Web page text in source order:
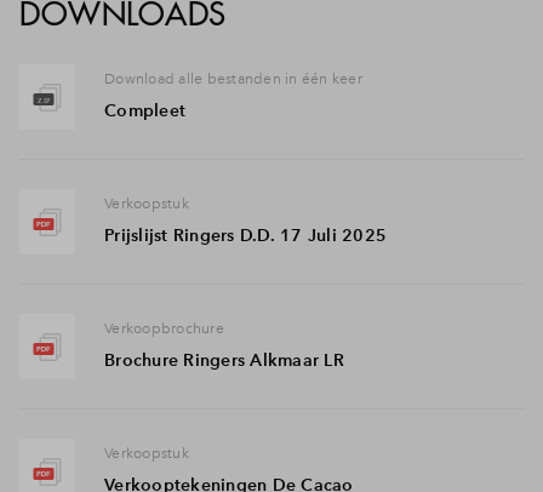
DOWNLOADS
Download alle bestanden in één keer
Compleet
Verkoopstuk
Prijslijst Ringers D.D. 17 Juli 2025
Verkoopbrochure
Brochure Ringers Alkmaar LR
Verkoopstuk
Verkooptekeningen De Cacao